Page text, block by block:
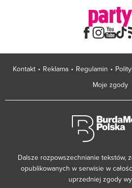
Kontakt Reklama Regulamin
Moje zgody
Dalsze rozpowszechnianie tekstów,
opublikowanych w serwisie w
uprzedniej zgody